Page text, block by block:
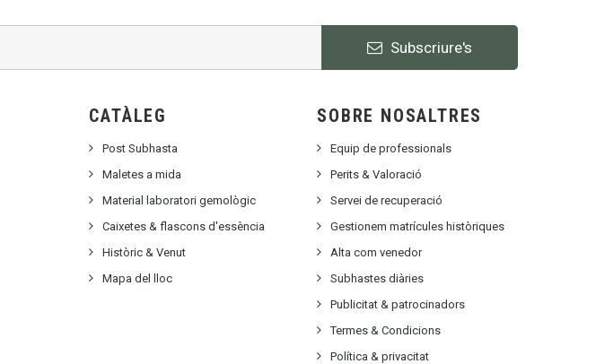
Subscriure's
CATÀLEG
Post Subhasta
Maletes a mida
Material laboratori gemològic
Caixetes & flascons d'essència
Històric & Venut
Mapa del lloc
SOBRE NOSALTRES
Equip de professionals
Perits & Valoració
Servei de recuperació
Gestionem matrícules històriques
Alta com venedor
Subhastes diàries
Publicitat & patrocinadors
Termes & Condicions
Política & privacitat